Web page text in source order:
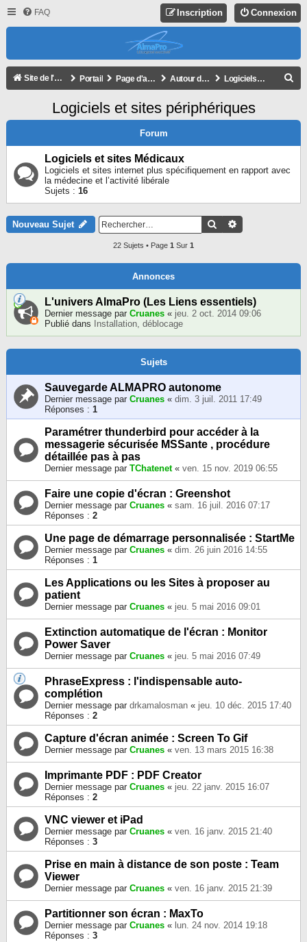
FAQ Connexion
Inscription
Site de l'association Portail Page d'accueil du forum Autour d'AlmaPro Logiciels et sites périphériques
E
H
Logiciels et sites périphériques
Forum
Logiciels et sites Médicaux
Logiciels et sites internet plus spécifiquement en rapport avec
la médecine et l’activité libérale
Sujets : 16
Nouveau Sujet Rechercher
22 Sujets • Page 1 Sur 1
Annonces
L'univers AlmaPro (Les Liens essentiels)
Dernier message par Cruanes « jeu. 2 oct. 2014 09:06
Publié dans
Installation, déblocage
Sujets
Sauvegarde ALMAPRO autonome
Dernier message par Cruanes « dim. 3 juil. 2011 17:49
Réponses : 1
Paramétrer thunderbird pour accéder à la
messagerie sécurisée MSSante , procédure
détaillée pas à pas
Dernier message par TChatenet« ven. 15 nov. 2019 06:55
Faire une copie d'écran : Greenshot
Dernier message par Cruanes « sam. 16 juil. 2016 07:17
Réponses : 2
Une page de démarrage personnalisée : StartMe
Dernier message par Cruanes « dim. 26 juin 2016 14:55
Réponses : 1
Les Applications ou les Sites à proposer au
patient
Dernier message par Cruanes « jeu. 5 mai 2016 09:01
Extinction automatique de l'écran : Monitor
Power Saver
Dernier message par Cruanes « jeu. 5 mai 2016 07:49
PhraseExpress : l'indispensable auto-
complétion
Dernier message par drkamalosman « jeu. 10 déc. 2015 17:40
Réponses : 2
Capture d'écran animée : Screen To Gif
Dernier message par Cruanes « ven. 13 mars 2015 16:38
Imprimante PDF : PDF Creator
Dernier message par Cruanes « jeu. 22 janv. 2015 16:07
Réponses : 2
VNC viewer et iPad
Dernier message par Cruanes « ven. 16 janv. 2015 21:40
Réponses : 3
Prise en main à distance de son poste : Team
Viewer
Dernier message par Cruanes « ven. 16 janv. 2015 21:39
Partitionner son écran : MaxTo
Dernier message par Cruanes « lun. 24 nov. 2014 19:18
Réponses : 3